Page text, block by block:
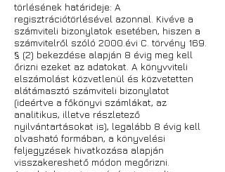
törlésének határideje: A
regisztrációtörlésével azonnal. Kivéve a
számviteli bizonylatok esetében, hiszen a
számvitelről szóló 2000.évi C. törvény 169.
§ (2) bekezdése alapján 8 évig meg kell
őrizni ezeket az adatokat. A könyvviteli
elszámolást közvetlenül és közvetetten
alátámasztó számviteli bizonylatot
(ideértve a főkönyvi számlákat, az
analitikus, illetve részletező
nyilvántartásokat is), legalább 8 évig kell
olvasható formában, a könyvelési
feljegyzések hivatkozása alapján
visszakereshető módon megőrizni.